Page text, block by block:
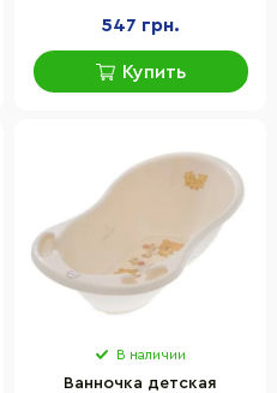
547 грн.
Купить
В наличии
Ванночка детская